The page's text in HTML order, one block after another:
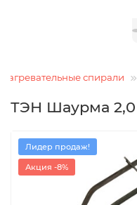
спирали
ТЭН Шаурма 2,0
Лидер продаж!
Акция -8%